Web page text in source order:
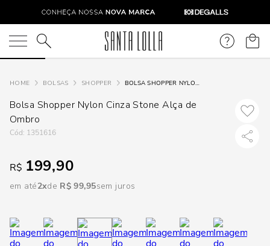
O que você está procurando?
BOLSAS SHOPPER BOLSA SHOPPER NYLON CINZA STONE ALÇA DE OMBRO
Bolsa Shopper Nylon Cinza Stone Alça de
Ombro
: 1351616
R$ 199,90
em até2 R$ 99,95sem juros